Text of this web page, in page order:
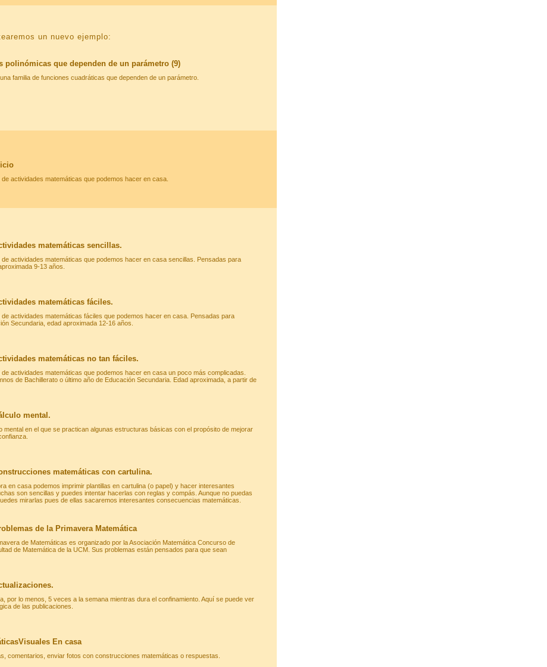
un nuevo ejemplo:
polinómicas que dependen de un parámetro (9)
familia de funciones cuadráticas que dependen de un parámetro.
actividades matemáticas que podemos hacer en casa.
matemáticas sencillas.
de actividades matemáticas que podemos hacer en casa sencillas. Pensadas para
9-13 años.
matemáticas fáciles.
de actividades matemáticas fáciles que podemos hacer en casa. Pensadas para
Secundaria, edad aproximada 12-16 años.
matemáticas no tan fáciles.
actividades matemáticas que podemos hacer en casa un poco más complicadas.
de Bachillerato o último año de Educación Secundaria. Edad aproximada, a partir de
mental.
mental en el que se practican algunas estructuras básicas con el propósito de mejorar
matemáticas con cartulina.
en casa podemos imprimir plantillas en cartulina (o papel) y hacer interesantes
son sencillas y puedes intentar hacerlas con reglas y compás. Aunque no puedas
mirarlas pues de ellas sacaremos interesantes consecuencias matemáticas.
de la Primavera Matemática
de Matemáticas es organizado por la Asociación Matemática Concurso de
de Matemática de la UCM. Sus problemas están pensados para que sean
por lo menos, 5 veces a la semana mientras dura el confinamiento. Aquí se puede ver
de las publicaciones.
En casa
comentarios, enviar fotos con construcciones matemáticas o respuestas.